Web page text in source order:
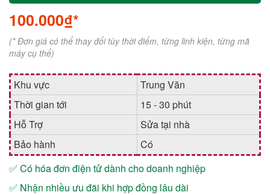
100.000₫*
(* Đơn giá có thể thay đổi tùy thời điểm, từng linh kiện, từng mã
máy cụ thể)
Khu vực
Trung Văn
Thời gian tới
15 - 30 phút
Hỗ Trợ
Sửa tại nhà
Bảo hành
Có
✅ Có hóa đơn điện tử dành cho doanh nghiệp
✅ Nhận nhiều ưu đãi khi hợp đồng lâu dài